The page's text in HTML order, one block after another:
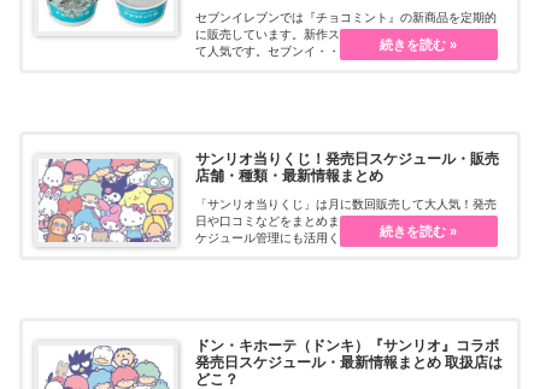
セブンイレブンでは『チョコミント』の新商品を定期的
に販売しています。新作スイーツやアイスも続々販売し
て人気です。セブンイ・・・続きを読む
サンリオ当りくじ！発売日スケジュール・販売
店舗・種類・最新情報まとめ
「サンリオ当りくじ」は月に数回販売して大人気！発売
日や口コミなどをまとめます。サンリオ当たりくじのス
ケジュール管理にも活用ください。
ドン・キホーテ（ドンキ）『サンリオ』コラボ
発売日スケジュール・最新情報まとめ 取扱店は
どこ？